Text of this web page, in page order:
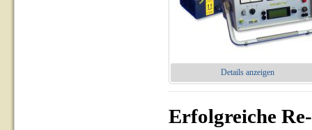
Details anzeigen
Erfolgreiche